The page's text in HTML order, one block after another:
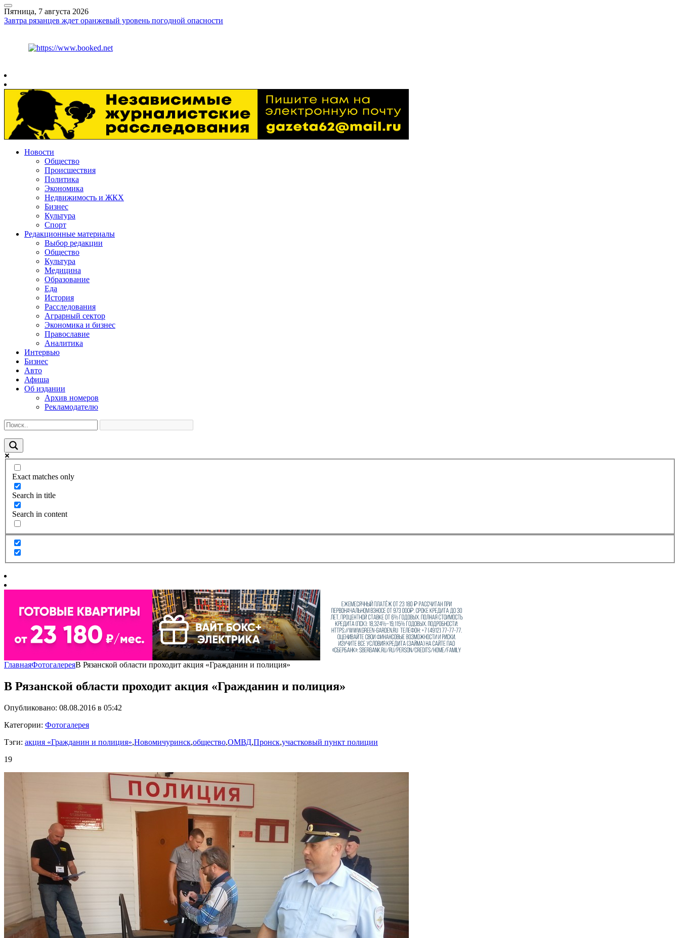
Пятница, 7 августа 2026
Завтра рязанцев ждет оранжевый уровень погодной опасности
Новости
Общество
Происшествия
Политика
Экономика
Недвижимость и ЖКХ
Бизнес
Культура
Спорт
Редакционные материалы
Выбор редакции
Общество
Культура
Медицина
Образование
Еда
История
Расследования
Аграрный сектор
Экономика и бизнес
Православие
Аналитика
Интервью
Бизнес
Авто
Афиша
Об издании
Архив номеров
Рекламодателю
Exact matches only
Search in title
Search in content
ГлавнаяФотогалереяВ Рязанской области проходит акция «Гражданин и полиция»
В Рязанской области проходит акция «Гражданин и полиция»
Опубликовано: 08.08.2016 в 05:42
Категории: Фотогалерея
Тэги: акция «Гражданин и полиция»,Новомичуринск,общество,ОМВД,Пронск,участковый пункт полиции
19